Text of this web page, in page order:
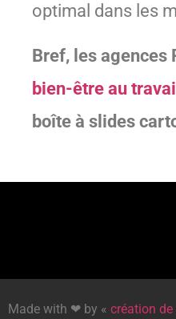
optimal dans les
Bref, les agences
bien-être au travail
boîte à slides
Made with ❤ by « création